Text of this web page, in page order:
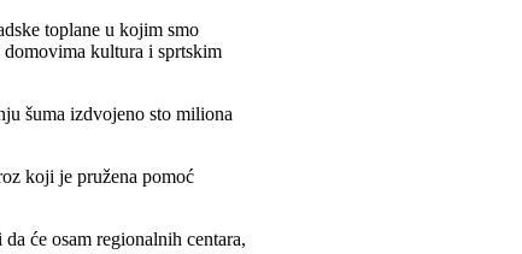
toplane u kojim smo
kultura i sprtskim
šuma izdvojeno sto miliona
koji je pružena pomoć
će osam regionalnih centara,